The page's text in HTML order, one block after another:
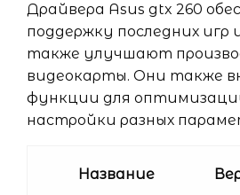
Драйвера Asus gtx 260
поддержку последних игр
также улучшают
видеокарты. Они также
функции для
настройки разных
Название